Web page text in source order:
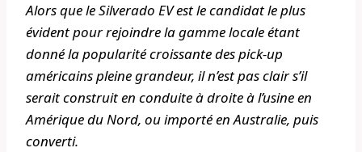
Alors que le Silverado EV est le candidat le plus
évident pour rejoindre la gamme locale étant
donné la popularité croissante des pick-up
américains pleine grandeur, il n’est pas clair s’il
serait construit en conduite à droite à l’usine en
Amérique du Nord, ou importé en Australie, puis
converti.